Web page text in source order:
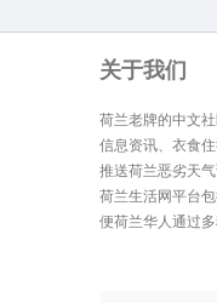
关于我们
荷兰老牌的中文
信息资讯、衣食
推送荷兰恶劣天
荷兰生活网平台
便荷兰华人通过